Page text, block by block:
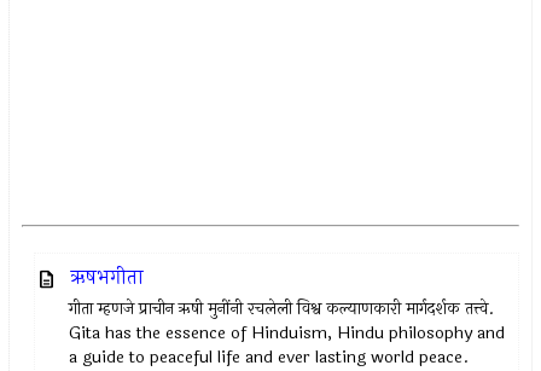
ऋषभगीता
गीता म्हणजे प्राचीन ऋषी मुनींनी रचलेली विश्व कल्याणकारी मार्गदर्शक तत्त्वे.
Gita has the essence of Hinduism, Hindu philosophy and
a guide to peaceful life and ever lasting world peace.